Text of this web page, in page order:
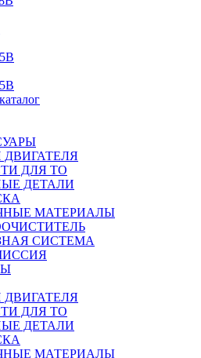
ДВИГАТЕЛЯ
ДЛЯ ТО
ДЕТАЛИ
МАТЕРИАЛЫ
СИСТЕМА
ДВИГАТЕЛЯ
ДЛЯ ТО
ДЕТАЛИ
МАТЕРИАЛЫ